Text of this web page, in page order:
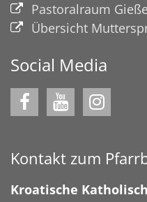
Pastoralraum
Übersicht
Social Media
Kontakt zum
Kroatische